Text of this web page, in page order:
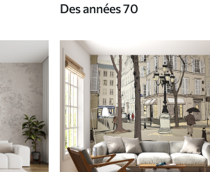
Des années 70